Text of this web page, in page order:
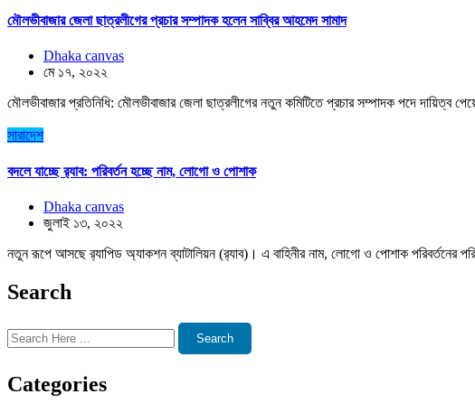
মৌলভীবাজার জেলা ছাত্রলীগের প্রচার সম্পাদক হলেন সাব্বির আহমেদ সামাদ
Dhaka canvas
মে ১৭, ২০২২
মৌলভীবাজার প্রতিনিধি: মৌলভীবাজার জেলা ছাত্রলীগের নতুন কমিটিতে প্রচার সম্পাদক পদে দায়িত্ব
সারাদেশ
বদলে যাচ্ছে র‌্যাব: পরিবর্তন হচ্ছে নাম, লোগো ও পোশাক
Dhaka canvas
জুলাই ১৩, ২০২২
নতুন রূপে আসছে র‌্যাপিড অ্যাকশন ব্যাটালিয়ন (র‌্যাব)। এ বাহিনীর নাম, লোগো ও পোশাক পরিবর্তনের
Search
Search
Categories